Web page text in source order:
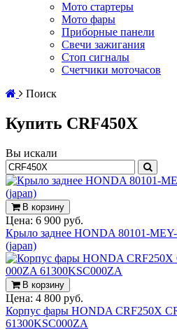
Мото стартеры
Мото фары
Приборные панели
Свечи зажигания
Стоп сигналы
Счетчики моточасов
Поиск
Купить CRF450X
Вы искали
В корзину
Цена: 6 900 руб.
Крыло заднее HONDA 80101-
(japan)
В корзину
Цена: 4 800 руб.
Корпус фары HONDA CRF250X
61300KSC000ZA